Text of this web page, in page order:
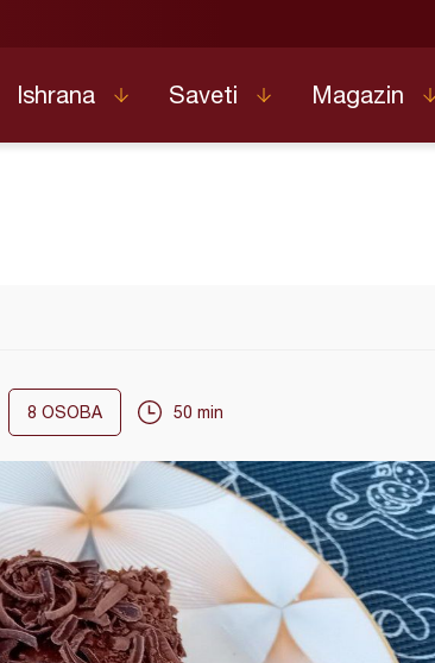
Ishrana Saveti Magazin
8 OSOBA 50 min